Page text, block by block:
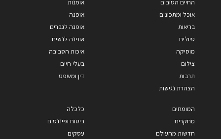
אוכל ומתכונים
בריאות
טיולים
מוסיקה
צילום
תרבות
הצהרת נגישות
אופנה
אופנה לגברים
אופנה לנשים
איכות הסביבה
בעלי חיים
דין ומשפט
המומחים
מחקרים
חדשות מהעולם
כלכלה
ביטוח ופיננסים
עסקים